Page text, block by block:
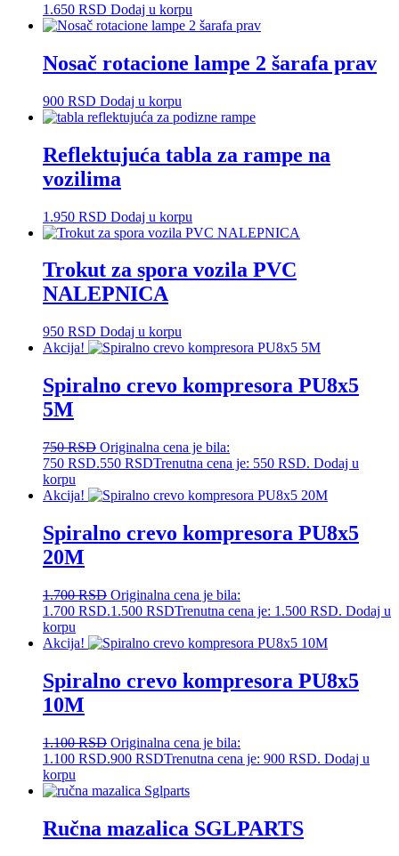
1.650 RSD Dodaj u korpu
Nosač rotacione lampe 2 šarafa prav
900 RSD Dodaj u korpu
Reflektujuća tabla za rampe na
vozilima
1.950 RSD Dodaj u korpu
Trokut za spora vozila PVC
NALEPNICA
950 RSD Dodaj u korpu
Akcija!
Spiralno crevo kompresora PU8x5
5M
750RSD Originalna cena je bila:
750 RSD.550 RSDTrenutna cena je: 550 RSD. Dodaj u
korpu
Akcija!
Spiralno crevo kompresora PU8x5
20M
1.700RSD Originalna cena je bila:
1.700 RSD.1.500 RSDTrenutna cena je: 1.500 RSD. Dodaj u
korpu
Akcija!
Spiralno crevo kompresora PU8x5
10M
1.100RSD Originalna cena je bila:
1.100 RSD.900 RSDTrenutna cena je: 900 RSD. Dodaj u
korpu
Ručna mazalica SGLPARTS